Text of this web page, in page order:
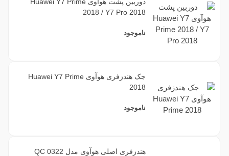
2018 / Y7 Pro 2018
ناموجود
جک هندزفری هوآوی Huawei Y7 Prime
2018
ناموجود
هندزفری اصلی هوآوی مدل QC 0322